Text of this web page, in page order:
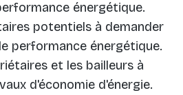
énergétique.
potentiels à demander
performance énergétique.
et les bailleurs à
d'économie d'énergie.